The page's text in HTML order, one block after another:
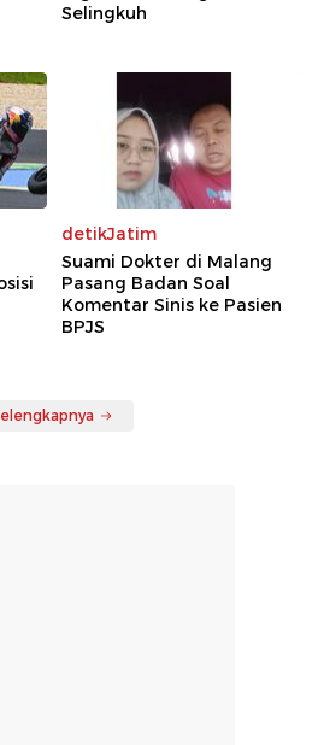
Selingkuh
detikJatim
Suami Dokter di Malang
Pasang Badan Soal
Komentar Sinis ke Pasien
BPJS